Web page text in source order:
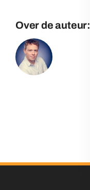
Over de auteur: